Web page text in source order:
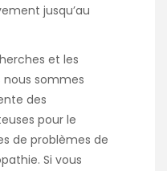
jusqu’au
et les
sommes
des
pour le
de problèmes de
Si vous